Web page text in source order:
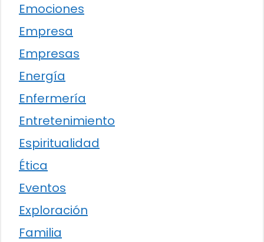
Emociones
Empresa
Empresas
Energía
Enfermería
Entretenimiento
Espiritualidad
Ética
Eventos
Exploración
Familia